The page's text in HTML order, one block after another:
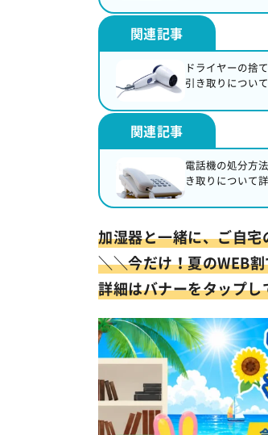
ドライヤーの捨
引き取りについ
電話機の処分方
き取りについて
加湿器と一緒に、ご自
＼＼今だけ！夏のWEB
詳細はバナーをタップ